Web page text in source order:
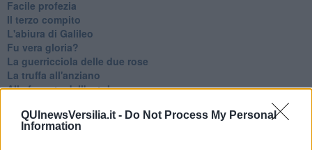
QUInewsVersilia.it - Do Not Process My Personal
Information
Facile profezia
Il terzo compito
L'abiura di Galileo
Fu vera gloria?
La guerricciola delle due rose
La truffa all'anziano
Alla fermata dell'autobus
Diseducazione televisiva e inerzia della politica
Foto storica